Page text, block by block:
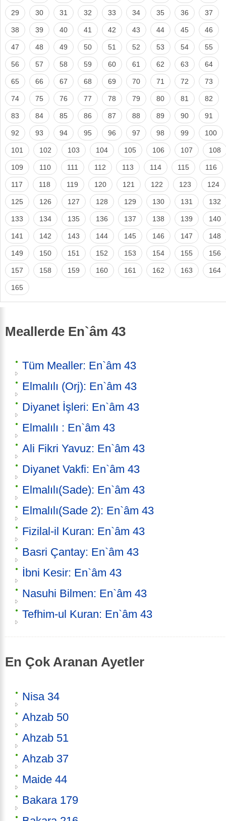
29 30 31 32 33 34 35 36 37
38 39 40 41 42 43 44 45 46
47 48 49 50 51 52 53 54 55
56 57 58 59 60 61 62 63 64
65 66 67 68 69 70 71 72 73
74 75 76 77 78 79 80 81 82
83 84 85 86 87 88 89 90 91
92 93 94 95 96 97 98 99 100
101 102 103 104 105 106 107 108
109 110 111 112 113 114 115 116
117 118 119 120 121 122 123 124
125 126 127 128 129 130 131 132
133 134 135 136 137 138 139 140
141 142 143 144 145 146 147 148
149 150 151 152 153 154 155 156
157 158 159 160 161 162 163 164
165
Meallerde En`âm 43
Tüm Mealler: En`âm 43
Elmalılı (Orj): En`âm 43
Diyanet İşleri: En`âm 43
Elmalılı : En`âm 43
Ali Fikri Yavuz: En`âm 43
Diyanet Vakfi: En`âm 43
Elmalılı(Sade): En`âm 43
Elmalılı(Sade 2): En`âm 43
Fizilal-il Kuran: En`âm 43
Basri Çantay: En`âm 43
İbni Kesir: En`âm 43
Nasuhi Bilmen: En`âm 43
Tefhim-ul Kuran: En`âm 43
En Çok Aranan Ayetler
Nisa 34
Ahzab 50
Ahzab 51
Ahzab 37
Maide 44
Bakara 179